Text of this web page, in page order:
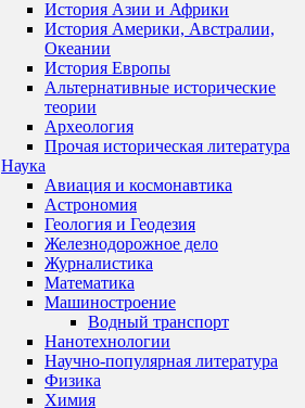
История Азии и Африки
История Америки, Австралии,
Океании
История Европы
Альтернативные исторические
теории
Археология
Прочая историческая литература
Наука
Авиация и космонавтика
Астрономия
Геология и Геодезия
Железнодорожное дело
Журналистика
Математика
Машиностроение
Водный транспорт
Нанотехнологии
Научно-популярная литература
Физика
Химия